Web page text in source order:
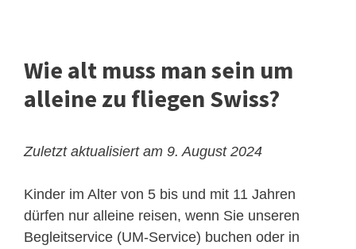
Wie alt muss man sein um
alleine zu fliegen Swiss?
Zuletzt aktualisiert am 9. August 2024
Kinder im Alter von 5 bis und mit 11 Jahren
dürfen nur alleine reisen, wenn Sie ​unseren
Begleitservice (UM-Service) buchen oder in